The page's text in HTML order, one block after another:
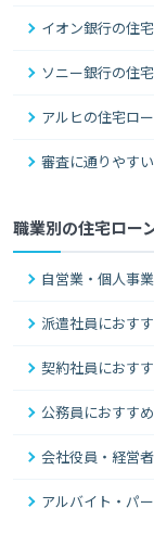
イオン銀行の住
ソニー銀行の住
アルヒの住宅ロ
審査に通りやす
職業別の住宅ロー
自営業・個人事
派遣社員におす
契約社員におす
公務員におすす
会社役員・経営
アルバイト・パ